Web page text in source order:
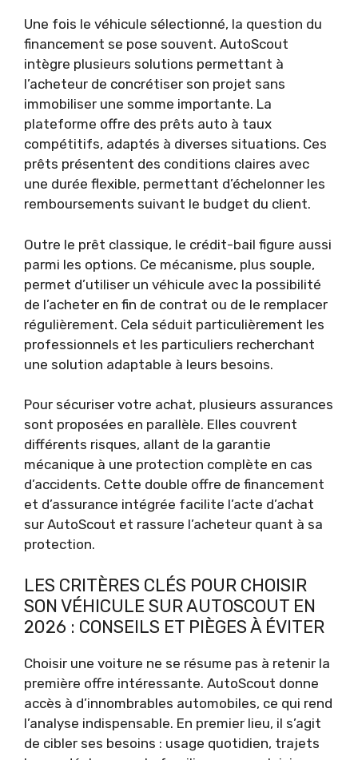
Une fois le véhicule sélectionné, la question du
financement se pose souvent. AutoScout
intègre plusieurs solutions permettant à
l’acheteur de concrétiser son projet sans
immobiliser une somme importante. La
plateforme offre des prêts auto à taux
compétitifs, adaptés à diverses situations. Ces
prêts présentent des conditions claires avec
une durée flexible, permettant d’échelonner les
remboursements suivant le budget du client.
Outre le prêt classique, le crédit-bail figure aussi
parmi les options. Ce mécanisme, plus souple,
permet d’utiliser un véhicule avec la possibilité
de l’acheter en fin de contrat ou de le remplacer
régulièrement. Cela séduit particulièrement les
professionnels et les particuliers recherchant
une solution adaptable à leurs besoins.
Pour sécuriser votre achat, plusieurs assurances
sont proposées en parallèle. Elles couvrent
différents risques, allant de la garantie
mécanique à une protection complète en cas
d’accidents. Cette double offre de financement
et d’assurance intégrée facilite l’acte d’achat
sur AutoScout et rassure l’acheteur quant à sa
protection.
LES CRITÈRES CLÉS POUR CHOISIR
SON VÉHICULE SUR AUTOSCOUT EN
2026 : CONSEILS ET PIÈGES À ÉVITER
Choisir une voiture ne se résume pas à retenir la
première offre intéressante. AutoScout donne
accès à d’innombrables automobiles, ce qui rend
l’analyse indispensable. En premier lieu, il s’agit
de cibler ses besoins : usage quotidien, trajets